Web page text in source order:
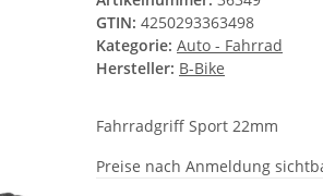
GTIN: 4250293363498
Kategorie: Auto - Fahrrad
Hersteller: B-Bike
Fahrradgriff Sport 22mm
Preise nach Anmeldung